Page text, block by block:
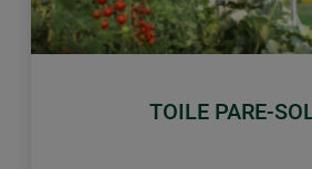
TOILE PARE-
retour